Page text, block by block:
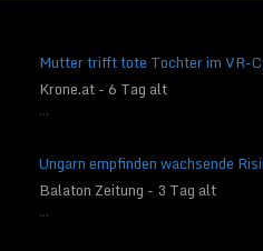
Mutter trifft tote Tochter im VR-
Krone.at - 6 Tag alt
...
Ungarn empfinden wachsende
Balaton Zeitung - 3 Tag alt
...